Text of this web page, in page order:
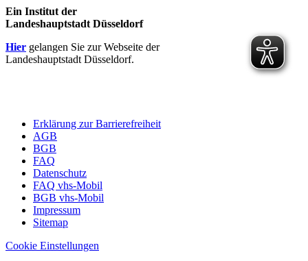
Ein Institut der
Landeshauptstadt Düsseldorf
Hier gelangen Sie zur Webseite der
Landeshauptstadt Düsseldorf.
Erklärung zur Barrierefreiheit
AGB
BGB
FAQ
Datenschutz
FAQ vhs-Mobil
BGB vhs-Mobil
Impressum
Sitemap
Cookie Einstellungen